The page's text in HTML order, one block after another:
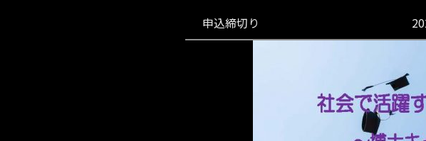
申込締切り